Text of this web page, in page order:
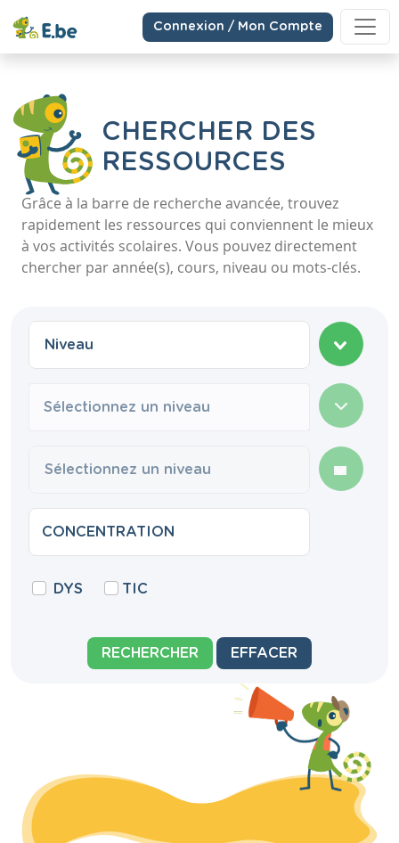
Connexion / Mon Compte
CHERCHER DES
RESSOURCES
Grâce à la barre de recherche avancée, trouvez
rapidement les ressources qui conviennent le mieux
à vos activités scolaires. Vous pouvez directement
chercher par année(s), cours, niveau ou mots-clés.
Sélectionnez un niveau
DYS TIC
RECHERCHER EFFACER